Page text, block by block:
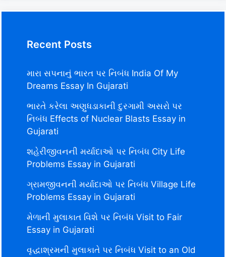
Recent Posts
મારા સપનાનું ભારત પર નિબંધ India Of My
Dreams Essay In Gujarati
ભારતે કરેલા અણુધડાકાની દુરગામી અસરો પર
નિબંધ Effects of Nuclear Blasts Essay in
Gujarati
શહેરીજીવનની મર્યાદાઓ પર નિબંધ City Life
Problems Essay in Gujarati
ગ્રામજીવનની મર્યાદાઓ પર નિબંધ Village Life
Problems Essay in Gujarati
મેળાની મુલાકાત વિશે પર નિબંધ Visit to Fair
Essay in Gujarati
વૃદ્ધાશ્રમની મુલાકાતે પર નિબંધ Visit to an Old